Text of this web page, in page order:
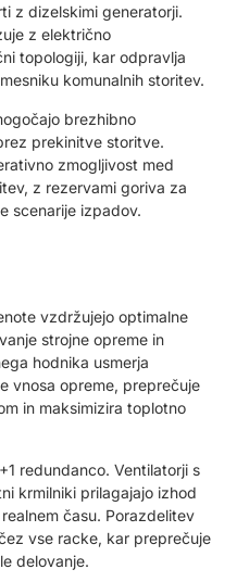
z dizelskimi generatorji.
z električno
topologiji, kar odpravlja
komunalnih storitev.
brezhibno
prekinitve storitve.
zmogljivost med
z rezervami goriva za
scenarije izpadov.
vzdržujejo optimalne
strojne opreme in
hodnika usmerja
vnosa opreme, preprečuje
in maksimizira toplotno
redundanco. Ventilatorji s
krmilniki prilagajajo izhod
času. Porazdelitev
vse racke, kar preprečuje
delovanje.